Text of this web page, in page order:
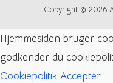
Copyright © 2026
Hjemmesiden bruger
godkender du
Cookiepolitik Accepter